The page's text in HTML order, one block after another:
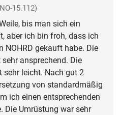
15.112)
bis man sich ein
aber ich bin froh, dass ich
NOHRD gekauft habe. Die
ansprechend. Die
sehr leicht. Nach gut 2
von standardmäßig
ich einen entsprechenden
Die Umrüstung war sehr